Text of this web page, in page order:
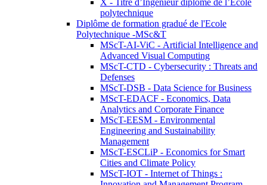
X - Titre d’Ingénieur diplômé de l’École
polytechnique
Diplôme de formation gradué de l'Ecole
Polytechnique -MSc&T
MScT-AI-ViC - Artificial Intelligence and
Advanced Visual Computing
MScT-CTD - Cybersecurity : Threats and
Defenses
MScT-DSB - Data Science for Business
MScT-EDACF - Economics, Data
Analytics and Corporate Finance
MScT-EESM - Environmental
Engineering and Sustainability
Management
MScT-ESCLiP - Economics for Smart
Cities and Climate Policy
MScT-IOT - Internet of Things :